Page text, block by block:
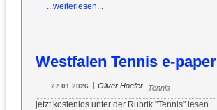
...weiterlesen...
Westfalen Tennis e-paper
27.01.2026 | Oliver Hoefer |Tennis
jetzt kostenlos unter der Rubrik "Tennis" lesen